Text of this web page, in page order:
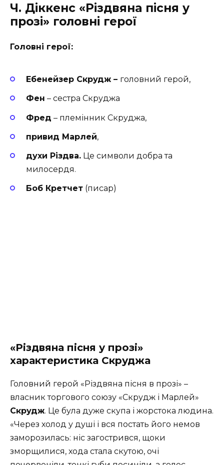
Ч. Діккенс «Різдвяна пісня у
прозі» головні герої
Головні герої:
Ебенейзер Скрудж – головний герой,
Фен – сестра Скруджа
Фред – племінник Скруджа,
привид Марлей,
духи Різдва. Це символи добра та
милосердя.
Боб Кретчет (писар)
«Різдвяна пісня у прозі»
характеристика Скруджа
Головний герой «Різдвяна пісня в прозі» –
власник торгового союзу «Скрудж і Марлей»
Скрудж. Це була дуже скупа і жорстока людина.
«Через холод у душі і вся постать його немов
заморозилась: ніс загострився, щоки
зморщилися, хода стала скутою, очі